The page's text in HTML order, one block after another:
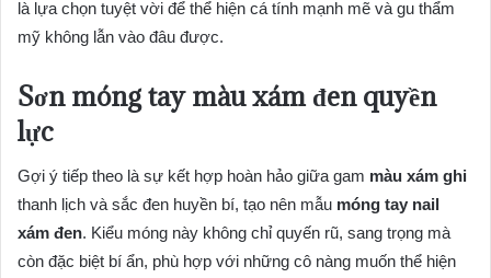
là lựa chọn tuyệt vời để thể hiện cá tính mạnh mẽ và gu thẩm
mỹ không lẫn vào đâu được.
Sơn móng tay màu xám đen quyền
lực
Gợi ý tiếp theo là sự kết hợp hoàn hảo giữa gam màu xám ghi
thanh lịch và sắc đen huyền bí, tạo nên mẫu móng tay nail
xám đen. Kiểu móng này không chỉ quyến rũ, sang trọng mà
còn đặc biệt bí ẩn, phù hợp với những cô nàng muốn thể hiện